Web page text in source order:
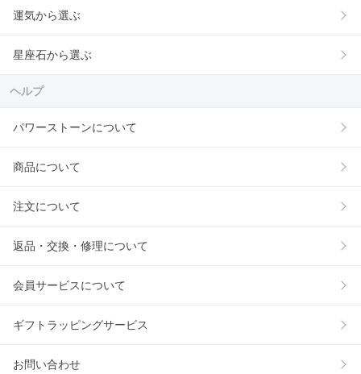
運気から選ぶ
星座石から選ぶ
ヘルプ
パワーストーンについて
商品について
注文について
返品・交換・修理について
会員サービスについて
ギフトラッピングサービス
お問い合わせ